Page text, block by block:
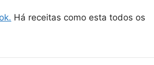
Há receitas como esta todos os